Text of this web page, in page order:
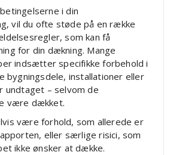
i din
vil du ofte støde på en række
som kan få
for din dækning. Mange
indsætter specifikke forbehold i
bygningsdele, installationer eller
undtaget – selvom de
være dækket.
være forhold, som allerede er
eller særlige risici, som
ikke ønsker at dække.